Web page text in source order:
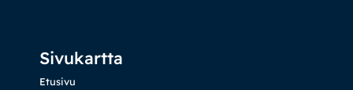
Sivukartta
Etusivu